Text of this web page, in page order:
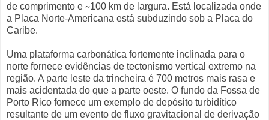
de comprimento e ∼100 km de largura. Está localizada onde
a Placa Norte-Americana está subduzindo sob a Placa do
Caribe.
Uma plataforma carbonática fortemente inclinada para o
norte fornece evidências de tectonismo vertical extremo na
região. A parte leste da trincheira é 700 metros mais rasa e
mais acidentada do que a parte oeste. O fundo da Fossa de
Porto Rico fornece um exemplo de depósito turbidítico
resultante de um evento de fluxo gravitacional de derivação